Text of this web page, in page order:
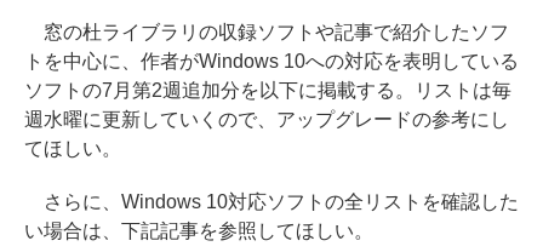
窓の杜ライブラリの収録ソフトや記事で紹介したソフ
トを中心に、作者がWindows 10への対応を表明している
ソフトの7月第2週追加分を以下に掲載する。リストは毎
週水曜に更新していくので、アップグレードの参考にし
てほしい。
さらに、Windows 10対応ソフトの全リストを確認した
い場合は、下記記事を参照してほしい。